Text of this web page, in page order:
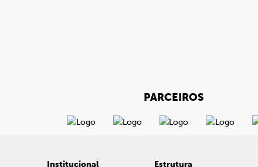
PARCEIROS
Institucional Estrutura